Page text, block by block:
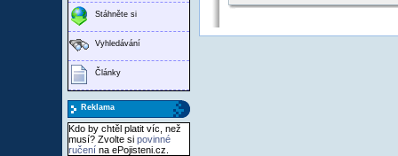
Stáhněte si
Vyhledávání
Články
Reklama
Kdo by chtěl platit víc, než
musí? Zvolte si povinné
ručení na ePojisteni.cz.